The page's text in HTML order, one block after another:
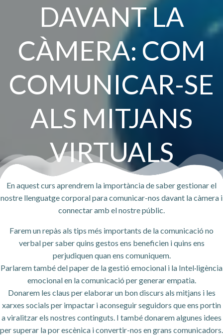
DAVANT LA
CÀMERA: COM
COMUNICAR-SE
ALS MITJANS
VIRTUALS
En aquest curs aprendrem la importància de saber gestionar el
nostre llenguatge corporal para comunicar-nos davant la càmera i
connectar amb el nostre públic.
Farem un repàs als tips més importants de la comunicació no
verbal per saber quins gestos ens beneficien i quins ens
perjudiquen quan ens comuniquem.
Parlarem també del paper de la gestió emocional i la Intel·ligència
emocional en la comunicació per generar empatia.
Donarem les claus per elaborar un bon discurs als mitjans i les
xarxes socials per impactar i aconseguir seguidors que ens portin
a viralitzar els nostres continguts. I també donarem algunes idees
per superar la por escènica i convertir-nos en grans comunicadors.